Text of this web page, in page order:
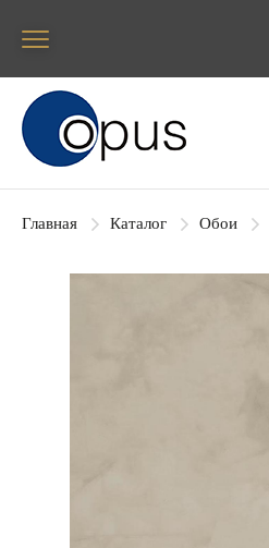
Блок поиска
Главная Каталог Обои